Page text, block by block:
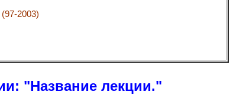
2003)
"Название лекции."